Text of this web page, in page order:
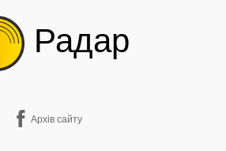
Радар
Архів сайту